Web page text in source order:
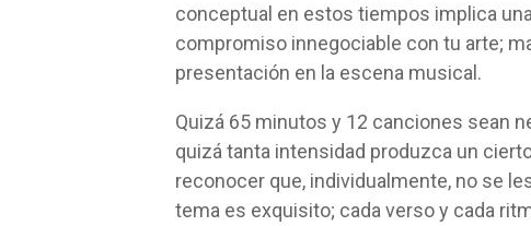
conceptual en estos tiempos implica
compromiso innegociable con tu arte;
presentación en la escena musical.
Quizá 65 minutos y 12 canciones sean
quizá tanta intensidad produzca un
reconocer que, individualmente, no se
tema es exquisito; cada verso y cada